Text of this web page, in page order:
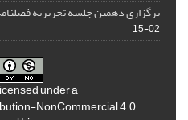
برگزاری دهمین جلسه تحریریه
02-15
under a
NonCommercial 4.0